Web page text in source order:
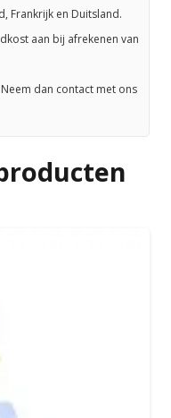
Frankrijk en Duitsland.
aan bij afrekenen van
dan contact met ons